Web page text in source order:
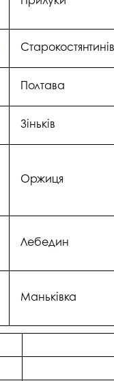
Старокостянтинів
Полтава
Зіньків
Оржиця
Лебедин
Маньківка